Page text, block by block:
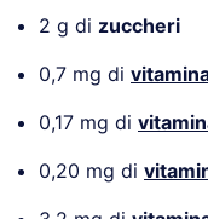
2 g di zuccheri
0,7 mg di
0,17 mg di
0,20 mg di